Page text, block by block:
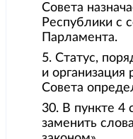
Совета
Республики с
Парламента.
5. Статус,
и
Совета
30. В пункте 4
заменить